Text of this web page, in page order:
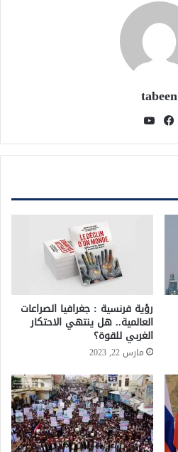
tabeen
فيسبوك
رؤية فرنسية : جغرافيا الصراعات
العالمية.. هل ينتهي الاحتكار
الغربي للقوة؟
مارس 22, 2023